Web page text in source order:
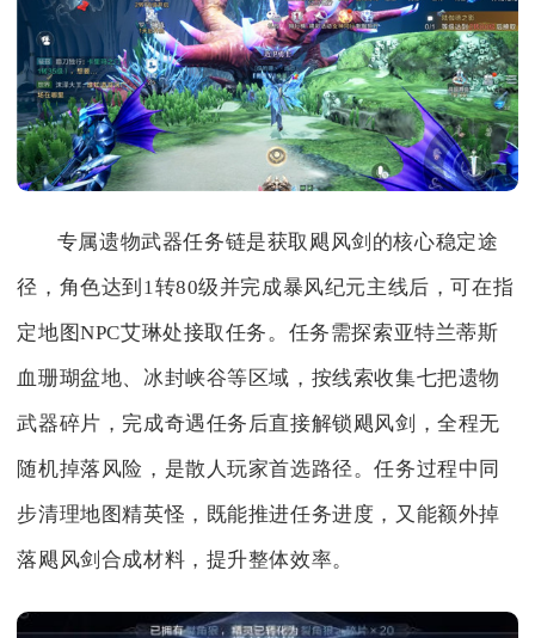
专属遗物武器任务链是获取飓风剑的核心稳定途
径，角色达到1转80级并完成暴风纪元主线后，可在指
定地图NPC艾琳处接取任务。任务需探索亚特兰蒂斯
血珊瑚盆地、冰封峡谷等区域，按线索收集七把遗物
武器碎片，完成奇遇任务后直接解锁飓风剑，全程无
随机掉落风险，是散人玩家首选路径。任务过程中同
步清理地图精英怪，既能推进任务进度，又能额外掉
落飓风剑合成材料，提升整体效率。